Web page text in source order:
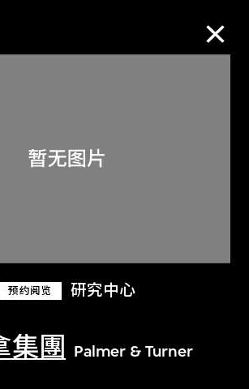
预约阅览 研究中心
集團
Palmer & Turner
品
级的二十及二十一世纪视觉